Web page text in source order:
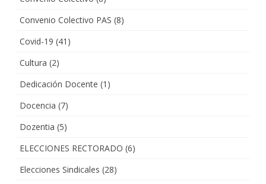
Convenio Colectivo PAS (8)
Covid-19 (41)
Cultura (2)
Dedicación Docente (1)
Docencia (7)
Dozentia (5)
ELECCIONES RECTORADO (6)
Elecciones Sindicales (28)